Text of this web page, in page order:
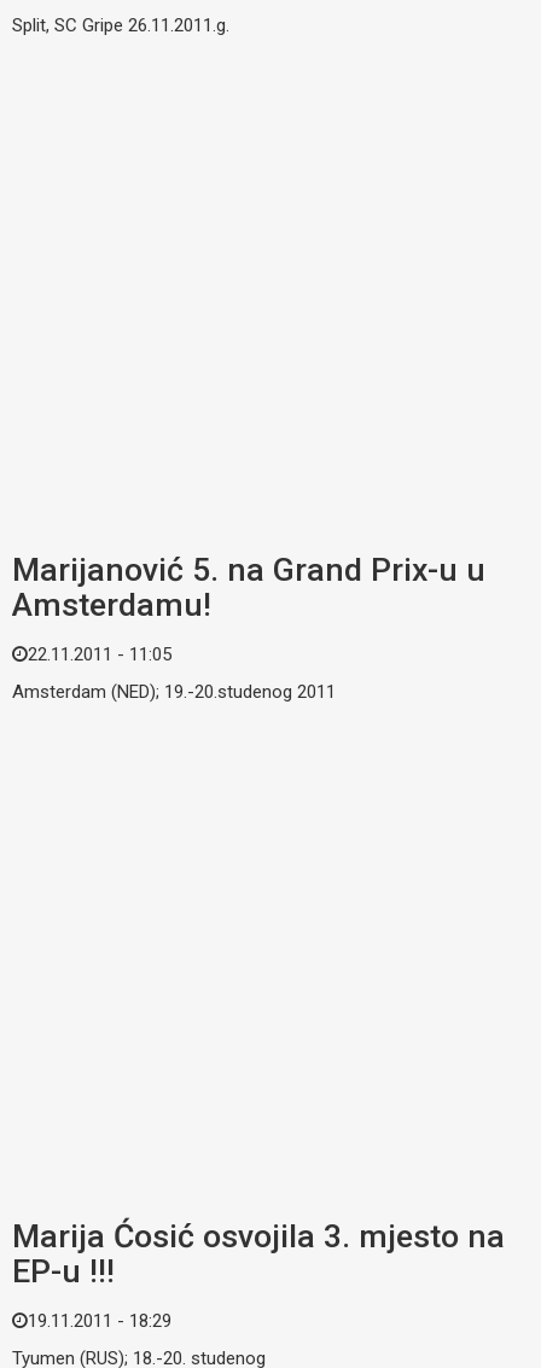
Split, SC Gripe 26.11.2011.g.
Marijanović 5. na Grand Prix-u u
Amsterdamu!
22.11.2011 - 11:05
Amsterdam (NED); 19.-20.studenog 2011
Marija Ćosić osvojila 3. mjesto na
EP-u !!!
19.11.2011 - 18:29
Tyumen (RUS); 18.-20. studenog